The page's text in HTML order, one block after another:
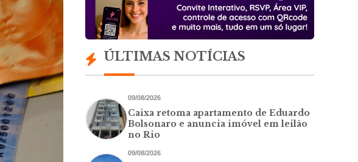
ÚLTIMAS NOTÍCIAS
09/08/2026
Caixa retoma apartamento de Eduardo
Bolsonaro e anuncia imóvel em leilão
no Rio
09/08/2026